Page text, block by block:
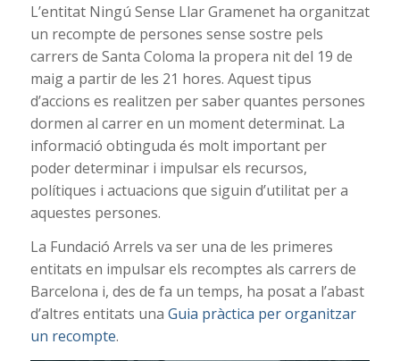
L’entitat Ningú Sense Llar Gramenet ha organitzat
un recompte de persones sense sostre pels
carrers de Santa Coloma la propera nit del 19 de
maig a partir de les 21 hores. Aquest tipus
d’accions es realitzen per saber quantes persones
dormen al carrer en un moment determinat. La
informació obtinguda és molt important per
poder determinar i impulsar els recursos,
polítiques i actuacions que siguin d’utilitat per a
aquestes persones.
La Fundació Arrels va ser una de les primeres
entitats en impulsar els recomptes als carrers de
Barcelona i, des de fa un temps, ha posat a l’abast
d’altres entitats una Guia pràctica per organitzar
un recompte.